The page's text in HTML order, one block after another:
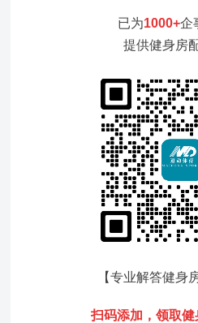
已为1000+企
提供健身房
【专业解答健身
扫码添加，领取健